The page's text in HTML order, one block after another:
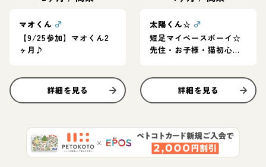
マオくん ♂
【9/25参加】マオくん2
ヶ月♪
詳細を見る
太陽くん☆ ♂
短足マイペースボーイ☆
先住・お子様・猫初心者
詳細を見る